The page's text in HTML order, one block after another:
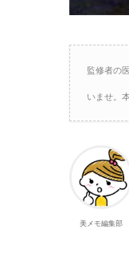
監修者の
いませ。
美メモ編集部